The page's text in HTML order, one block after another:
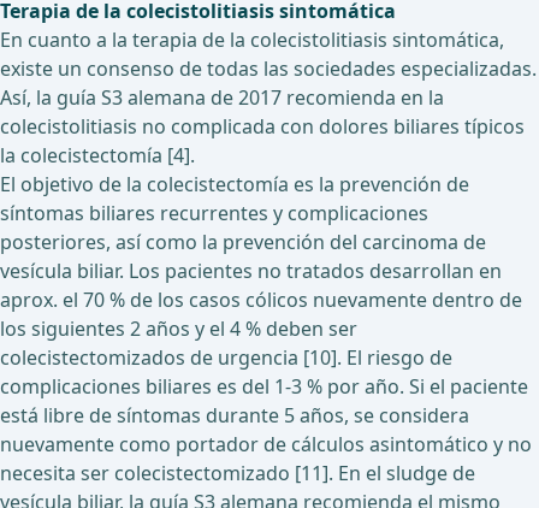
Terapia de la colecistolitiasis sintomática
En cuanto a la terapia de la colecistolitiasis sintomática,
existe un consenso de todas las sociedades especializadas.
Así, la guía S3 alemana de 2017 recomienda en la
colecistolitiasis no complicada con dolores biliares típicos
la colecistectomía [4].
El objetivo de la colecistectomía es la prevención de
síntomas biliares recurrentes y complicaciones
posteriores, así como la prevención del carcinoma de
vesícula biliar. Los pacientes no tratados desarrollan en
aprox. el 70 % de los casos cólicos nuevamente dentro de
los siguientes 2 años y el 4 % deben ser
colecistectomizados de urgencia [10]. El riesgo de
complicaciones biliares es del 1-3 % por año. Si el paciente
está libre de síntomas durante 5 años, se considera
nuevamente como portador de cálculos asintomático y no
necesita ser colecistectomizado [11]. En el sludge de
vesícula biliar, la guía S3 alemana recomienda el mismo